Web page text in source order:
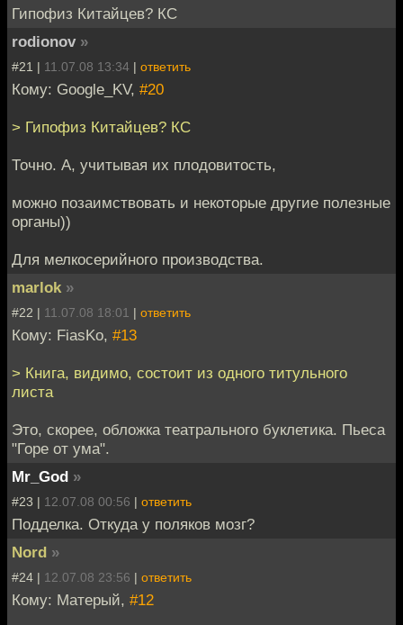
Гипофиз Китайцев? КС
rodionov »
#21 | 11.07.08 13:34 | ответить
Кому: Google_KV, #20
> Гипофиз Китайцев? КС
Точно. А, учитывая их плодовитость,
можно позаимствовать и некоторые другие полезные
органы))
Для мелкосерийного производства.
marlok »
#22 | 11.07.08 18:01 | ответить
Кому: FiasKo, #13
> Книга, видимо, состоит из одного титульного
листа
Это, скорее, обложка театрального буклетика. Пьеса
"Горе от ума".
Mr_God »
#23 | 12.07.08 00:56 | ответить
Подделка. Откуда у поляков мозг?
Nord »
#24 | 12.07.08 23:56 | ответить
Кому: Матерый, #12